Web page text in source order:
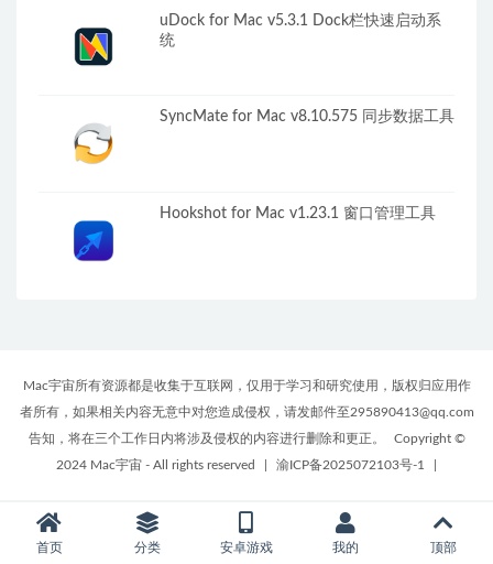
uDock for Mac v5.3.1 Dock栏快速启动系
统
SyncMate for Mac v8.10.575 同步数据工具
Hookshot for Mac v1.23.1 窗口管理工具
Mac宇宙所有资源都是收集于互联网，仅用于学习和研究使用，版权归应用作
者所有，如果相关内容无意中对您造成侵权，请发邮件至295890413@qq.com
告知，将在三个工作日内将涉及侵权的内容进行删除和更正。
Copyright ©
2024 Mac宇宙 - All rights reserved
渝ICP备2025072103号-1
首页 分类 安卓游戏 我的 顶部